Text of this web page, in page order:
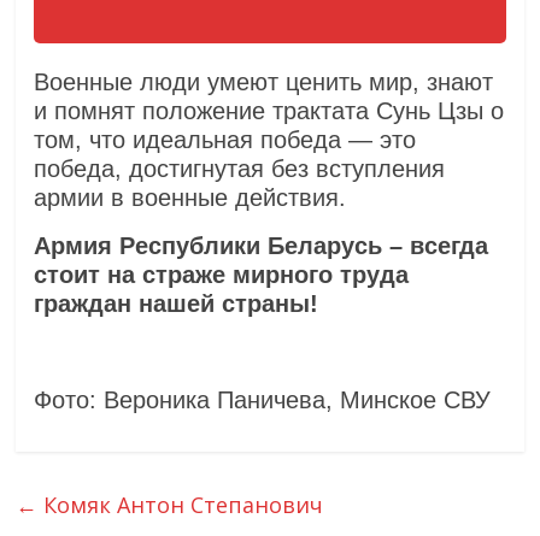
Военные люди умеют ценить мир, знают
и помнят положение трактата Сунь Цзы о
том, что идеальная победа — это
победа, достигнутая без вступления
армии в военные действия.
Армия Республики Беларусь – всегда
стоит на страже мирного труда
граждан нашей страны!
Фото: Вероника Паничева, Минское СВУ
← Комяк Антон Степанович